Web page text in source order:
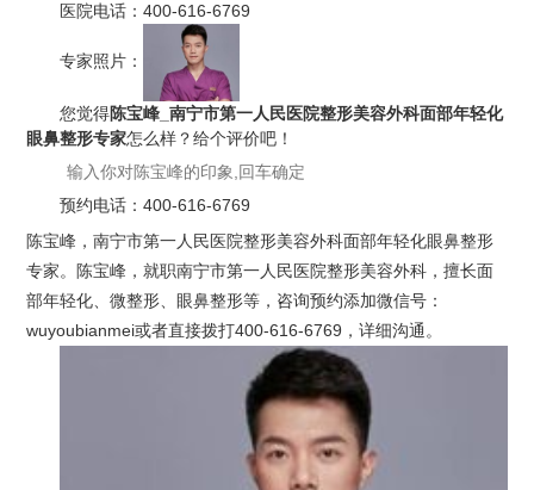
医院电话：400-616-6769
专家照片：
您觉得陈宝峰_南宁市第一人民医院整形美容外科面部年轻化
眼鼻整形专家怎么样？给个评价吧！
预约电话：400-616-6769
陈宝峰，南宁市第一人民医院整形美容外科面部年轻化眼鼻整形
专家。陈宝峰，就职南宁市第一人民医院整形美容外科，擅长面
部年轻化、微整形、眼鼻整形等，咨询预约添加微信号：
wuyoubianmei或者直接拨打400-616-6769，详细沟通。